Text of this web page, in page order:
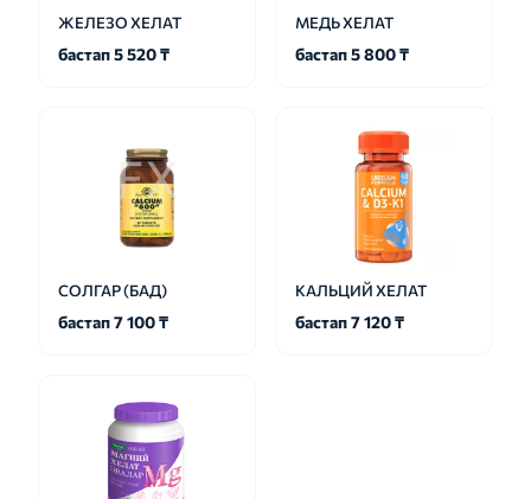
ЖЕЛЕЗО ХЕЛАТ
бастап 5 520 ₸
МЕДЬ ХЕЛАТ
бастап 5 800 ₸
СОЛГАР (БАД)
бастап 7 100 ₸
КАЛЬЦИЙ ХЕЛАТ
бастап 7 120 ₸